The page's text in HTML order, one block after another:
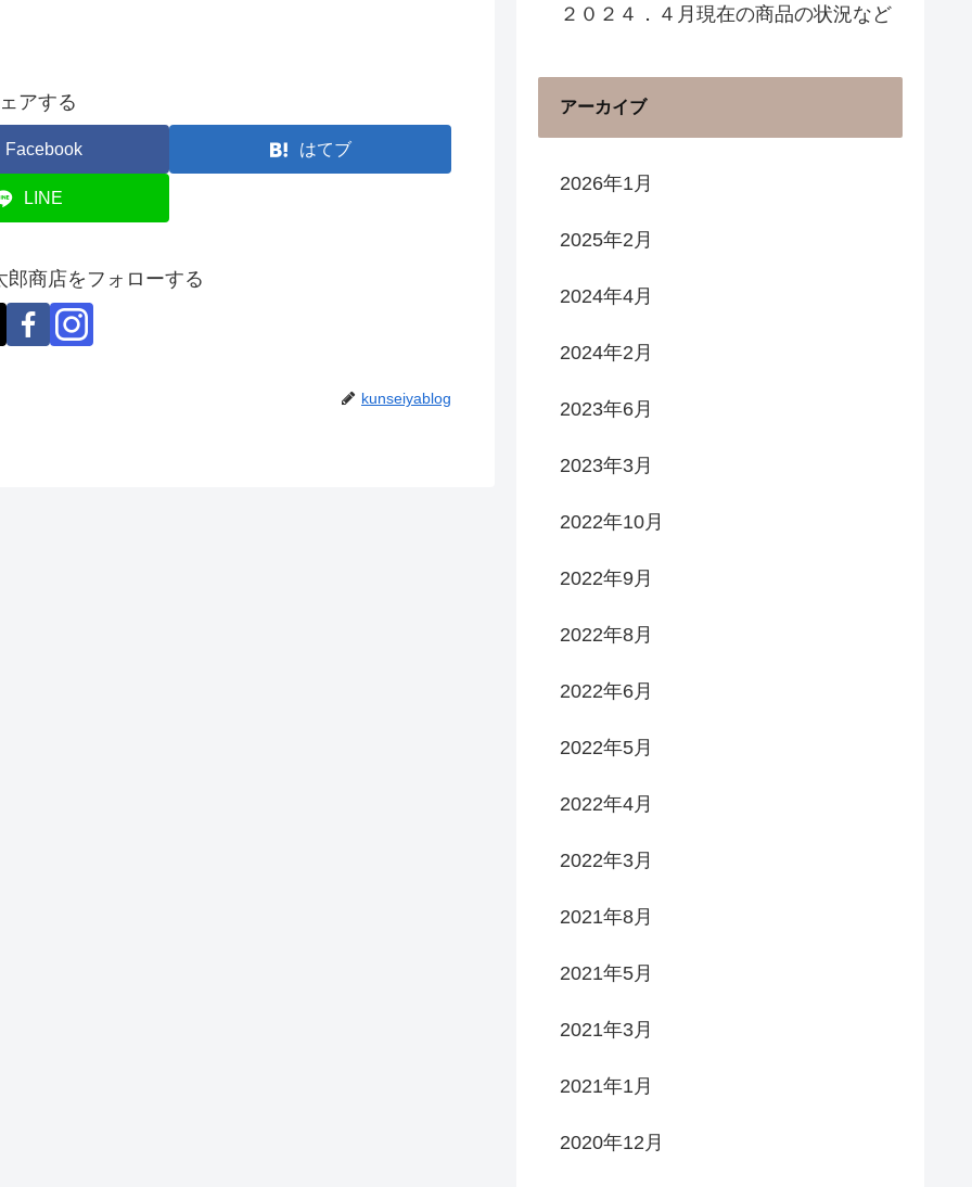
アする
Facebook はてブ
LINE
郎商店をフォローする
kunseiyablog
２０２４．４月現在の商品の状況など
アーカイブ
2026年1月
2025年2月
2024年4月
2024年2月
2023年6月
2023年3月
2022年10月
2022年9月
2022年8月
2022年6月
2022年5月
2022年4月
2022年3月
2021年8月
2021年5月
2021年3月
2021年1月
2020年12月